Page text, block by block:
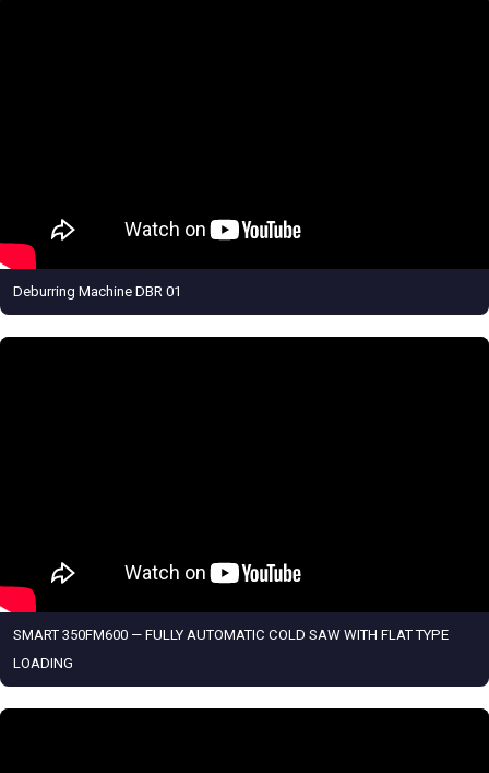
Deburring Machine DBR 01
SMART 350FM600 — FULLY AUTOMATIC COLD SAW WITH FLAT TYPE
LOADING